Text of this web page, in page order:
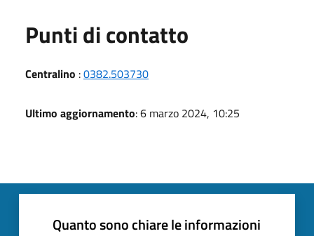
Punti di contatto
Centralino :0382.503730
Ultimo aggiornamento: 6 marzo 2024, 10:25
Quanto sono chiare le informazioni